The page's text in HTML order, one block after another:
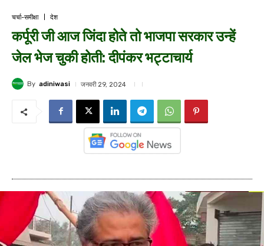
चर्चा-समीक्षा देश
कर्पूरी जी आज जिंदा होते तो भाजपा सरकार उन्हें
जेल भेज चुकी होती: दीपंकर भट्टाचार्य
By adiniwasi जनवरी 29, 2024